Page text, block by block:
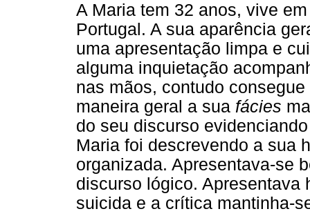
A Maria tem 32 anos, vive
Portugal. A sua aparência
uma apresentação limpa e
alguma inquietação
nas mãos, contudo
maneira geral a sua fácies
do seu discurso
Maria foi descrevendo a sua
organizada. Apresentava-se
discurso lógico. Apresentava
suicida e a crítica mantinha-